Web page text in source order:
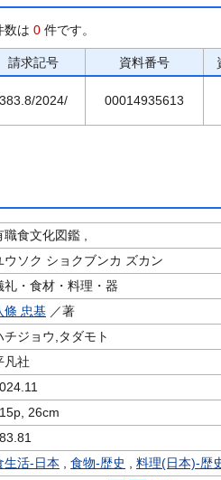
数は 0 件です。
請求記号 資料番号
383.8/2024/ 00014935613
職食文化図鑑 ,
ウソク ショクブンカ ズカン
礼・食材・料理・器
條 忠基 ／著
チジョウ,タダモト
凡社
26cm
生活-日本 食物-歴史
料理(日本)-歴